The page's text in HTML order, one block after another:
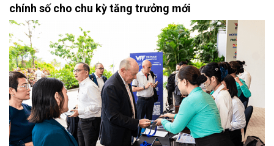
chính số cho chu kỳ tăng trưởng mới